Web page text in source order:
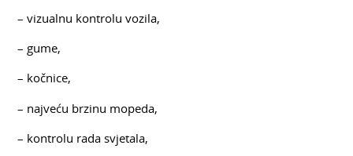
– vizualnu kontrolu vozila,
– gume,
– kočnice,
– najveću brzinu mopeda,
– kontrolu rada svjetala,